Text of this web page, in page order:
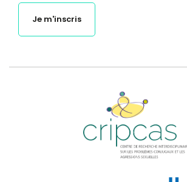
Je m'inscris